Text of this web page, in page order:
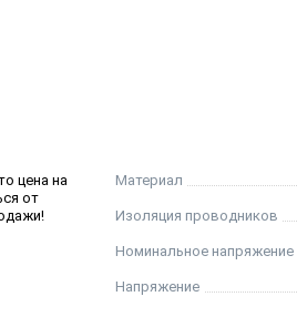
цена на
от
Материал
Изоляция проводников
Номинальное напряжение
Напряжение